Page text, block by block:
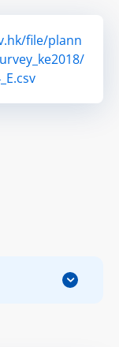
file/plann